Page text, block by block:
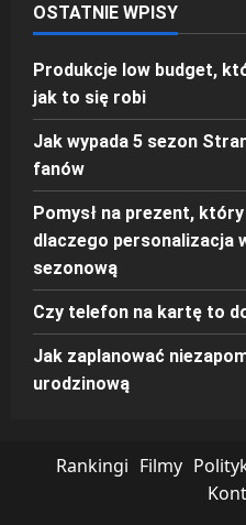
OSTATNIE WPISY
Produkcje low budget,
jak to się robi
Jak wypada 5 sezon
fanów
Pomysł na prezent,
dlaczego personalizacja
sezonową
Czy telefon na kartę to
Jak zaplanować
urodzinową
Rankingi Filmy